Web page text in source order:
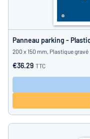
Panneau parking -
200 x 150 mm, Plastique gravé
€36.29 TTC